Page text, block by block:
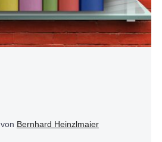
von Bernhard Heinzlmaier